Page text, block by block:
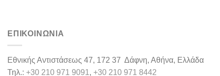
ΕΠΙΚΟΙΝΩΝΊΑ
Εθνικής Αντιστάσεως 47, 172 37 Δάφνη, Αθήνα, Ελλάδα
Τηλ.: +30 210 971 9091, +30 210 971 8442